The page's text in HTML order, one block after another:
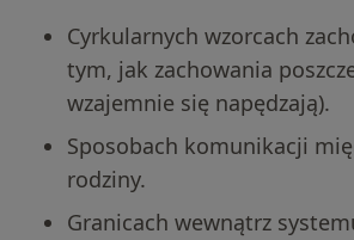
Cyrkularnych wzorcach
tym, jak zachowania
wzajemnie się napędzają).
Sposobach komunikacji
rodziny.
Granicach wewnątrz